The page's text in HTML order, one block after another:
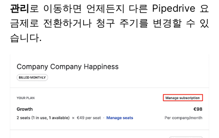
관리로 이동하면 언제든지 다른 Pipedrive 요
금제로 전환하거나 청구 주기를 변경할 수 있
습니다.